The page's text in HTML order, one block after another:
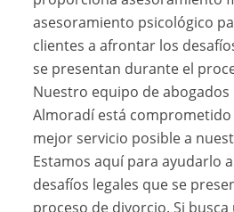
asesoramiento psicológico
clientes a afrontar los
se presentan durante el
Nuestro equipo de
Almoradí está
mejor servicio posible a
Estamos aquí para ayudarlo
desafíos legales que se
proceso de divorcio. Si